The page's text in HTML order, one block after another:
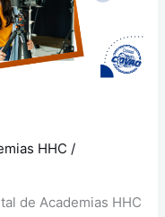
HHC /
de Academias HHC